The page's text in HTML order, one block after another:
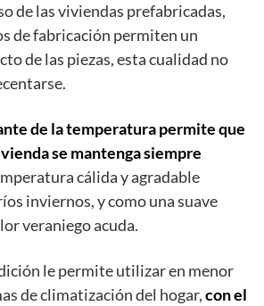
de las viviendas prefabricadas,
de fabricación permiten un
de las piezas, esta cualidad no
de la temperatura permite que
se mantenga siempre
cálida y agradable
inviernos, y como una suave
veraniego acuda.
le permite utilizar en menor
de climatización del hogar,con el